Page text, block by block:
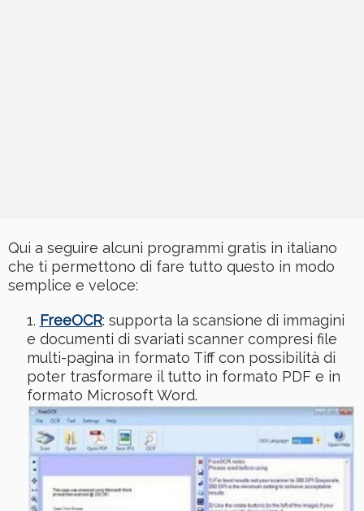
Qui a seguire alcuni programmi gratis in italiano
che ti permettono di fare tutto questo in modo
semplice e veloce:
FreeOCR: supporta la scansione di immagini
e documenti di svariati scanner compresi file
multi-pagina in formato Tiff con possibilità di
poter trasformare il tutto in formato PDF e in
formato Microsoft Word.